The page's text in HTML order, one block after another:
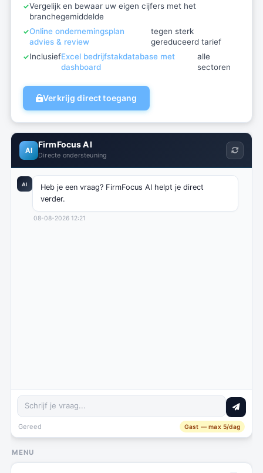
Vergelijk en bewaar uw eigen cijfers met het
branchegemiddelde
Online ondernemingsplan
advies & review
tegen sterk
gereduceerd tarief
InclusiefExcel bedrijfstakdatabase met
dashboard
alle
sectoren
Verkrijg direct toegang
AI
FirmFocus AI
Directe ondersteuning
AI
Heb je een vraag? FirmFocus AI helpt je direct
verder.
08-08-2026 12:21
Gereed Gast — max 5/dag
MENU